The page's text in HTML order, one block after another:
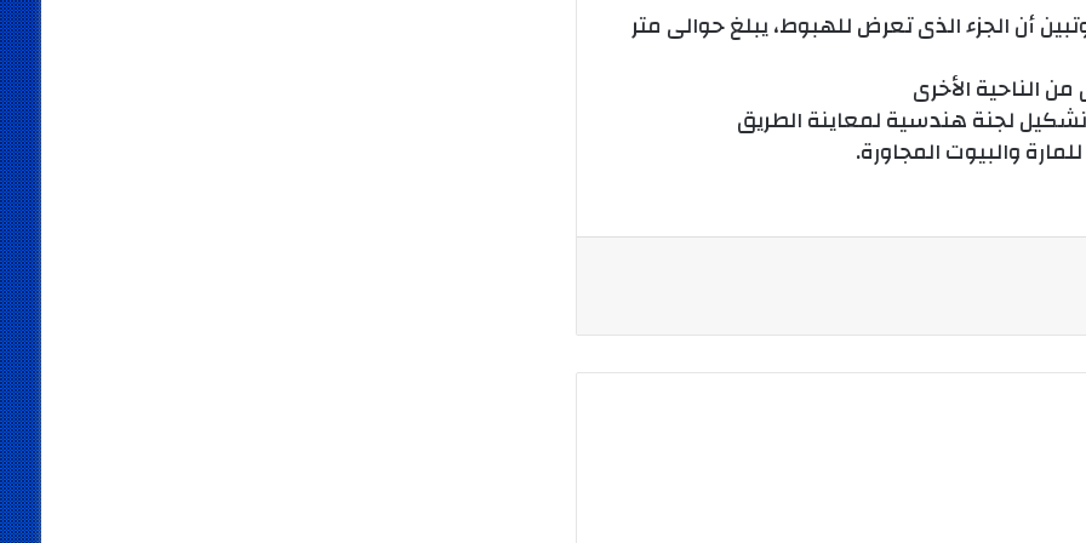
أن الجزء الذى تعرض للهبوط، يبلغ حوالى متر
الناحية الأخرى
تشكيل لجنة هندسية لمعاينة الطريق
والبيوت المجاورة.